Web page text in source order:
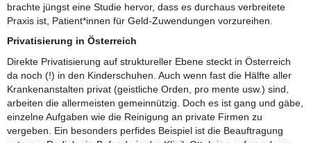
brachte jüngst eine Studie hervor, dass es durchaus verbreitete
Praxis ist, Patient*innen für Geld-Zuwendungen vorzureihen.
Privatisierung in Österreich
Direkte Privatisierung auf struktureller Ebene steckt in Österreich
da noch (!) in den Kinderschuhen. Auch wenn fast die Hälfte aller
Krankenanstalten privat (geistliche Orden, pro mente usw.) sind,
arbeiten die allermeisten gemeinnützig. Doch es ist gang und gäbe,
einzelne Aufgaben wie die Reinigung an private Firmen zu
vergeben. Ein besonders perfides Beispiel ist die Beauftragung